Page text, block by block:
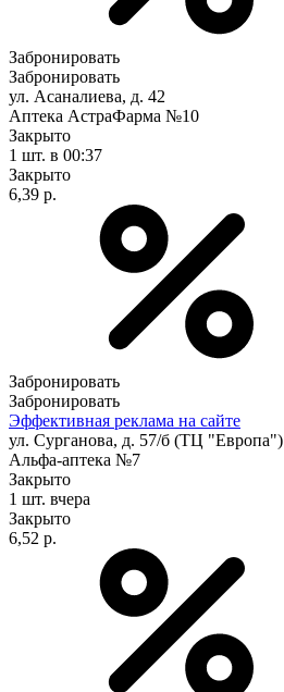
Забронировать
Забронировать
ул. Асаналиева, д. 42
Аптека АстраФарма №10
Закрыто
1 шт. в 00:37
Закрыто
6,39 р.
Забронировать
Забронировать
Эффективная реклама на сайте
ул. Сурганова, д. 57/б (ТЦ "Европа")
Альфа-аптека №7
Закрыто
1 шт. вчера
Закрыто
6,52 р.